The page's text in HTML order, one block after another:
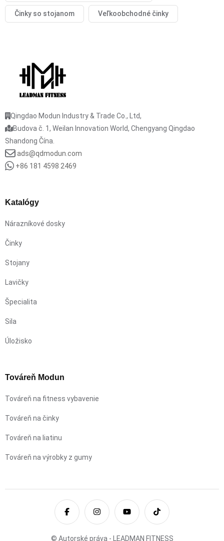
Činky so stojanom Veľkoobchodné činky
Qingdao Modun Industry & Trade Co., Ltd,
Budova č. 1, Weilan Innovation World, Chengyang Qingdao
Shandong Čína.
ads@qdmodun.com
+86 181 4598 2469
Katalógy
Nárazníkové dosky
Činky
Stojany
Lavičky
Špecialita
Sila
Úložisko
Továreň Modun
Továreň na fitness vybavenie
Továreň na činky
Továreň na liatinu
Továreň na výrobky z gumy
© Autorské práva - LEADMAN FITNESS